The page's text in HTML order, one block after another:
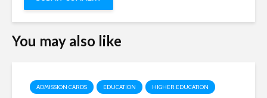
You may also like
ADMISSION CARDS EDUCATION HIGHER EDUCATION